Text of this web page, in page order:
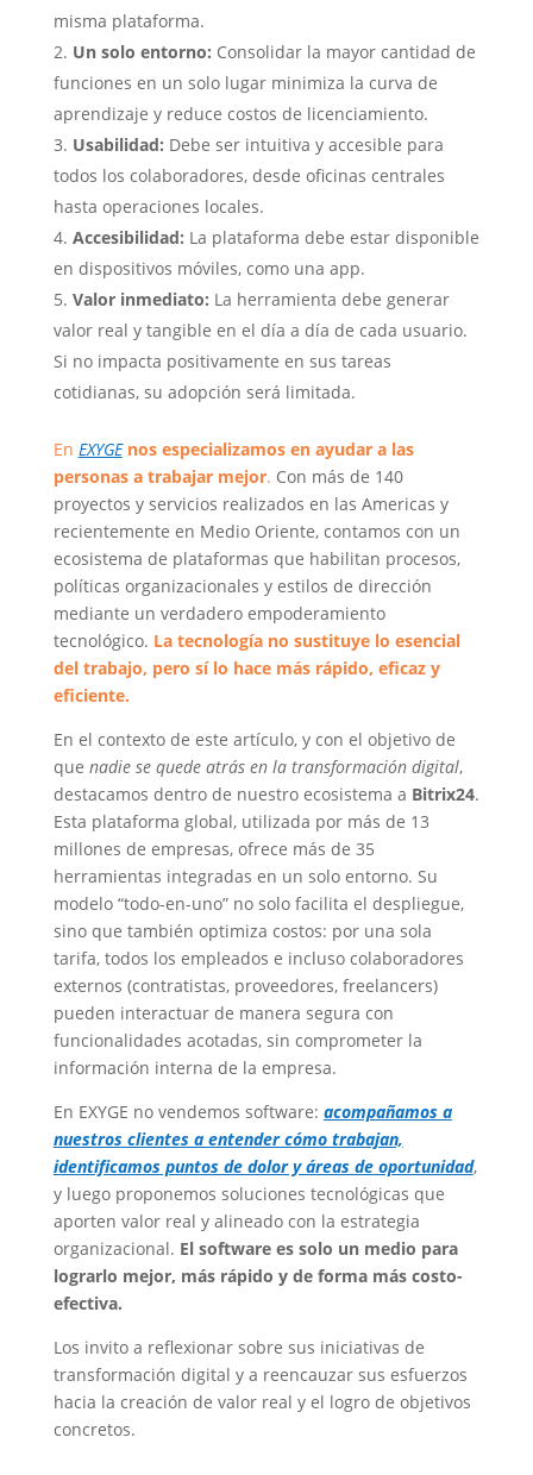
misma plataforma.
Un solo entorno: Consolidar la mayor cantidad de
funciones en un solo lugar minimiza la curva de
aprendizaje y reduce costos de licenciamiento.
Usabilidad: Debe ser intuitiva y accesible para
todos los colaboradores, desde oficinas centrales
hasta operaciones locales.
Accesibilidad: La plataforma debe estar disponible
en dispositivos móviles, como una app.
Valor inmediato: La herramienta debe generar
valor real y tangible en el día a día de cada usuario.
Si no impacta positivamente en sus tareas
cotidianas, su adopción será limitada.
En EXYGE nos especializamos en ayudar a las
personas a trabajar mejor. Con más de 140
proyectos y servicios realizados en las Americas y
recientemente en Medio Oriente, contamos con un
ecosistema de plataformas que habilitan procesos,
políticas organizacionales y estilos de dirección
mediante un verdadero empoderamiento
tecnológico. La tecnología no sustituye lo esencial
del trabajo, pero sí lo hace más rápido, eficaz y
eficiente.
En el contexto de este artículo, y con el objetivo de
que nadie se quede atrás en la transformación digital,
destacamos dentro de nuestro ecosistema a Bitrix24.
Esta plataforma global, utilizada por más de 13
millones de empresas, ofrece más de 35
herramientas integradas en un solo entorno. Su
modelo “todo-en-uno” no solo facilita el despliegue,
sino que también optimiza costos: por una sola
tarifa, todos los empleados e incluso colaboradores
externos (contratistas, proveedores, freelancers)
pueden interactuar de manera segura con
funcionalidades acotadas, sin comprometer la
información interna de la empresa.
En EXYGE no vendemos software: acompañamos a
nuestros clientes a entender cómo trabajan,
identificamos puntos de dolor y áreas de oportunidad,
y luego proponemos soluciones tecnológicas que
aporten valor real y alineado con la estrategia
organizacional. El software es solo un medio para
lograrlo mejor, más rápido y de forma más costo-
efectiva.
Los invito a reflexionar sobre sus iniciativas de
transformación digital y a reencauzar sus esfuerzos
hacia la creación de valor real y el logro de objetivos
concretos.